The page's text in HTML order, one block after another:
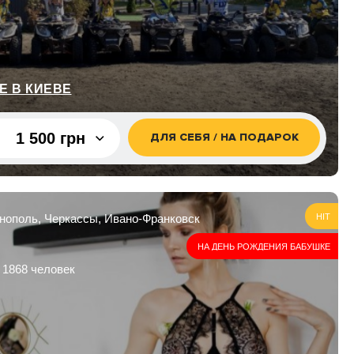
1 500 грн
2 000 грн
3 000 грн
4 000 грн
5 000 грн
10 000
В КИЕВЕ
1 500 грн
1 час 3 000 грн
2 300 грн
2
4 200 грн
1 час
2
ДЛЯ СЕБЯ / НА ПОДАРОК
Черкассы, Ивано-Франковск
человек
HIT
НА ДЕНЬ РОЖДЕНИЯ БАБУШКЕ